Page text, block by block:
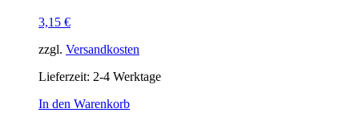
3,15 €
zzgl. Versandkosten
Lieferzeit: 2-4 Werktage
In den Warenkorb